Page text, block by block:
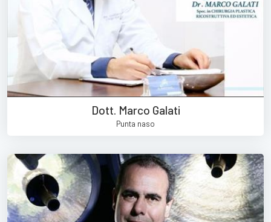
Dott. Marco Galati
Punta naso